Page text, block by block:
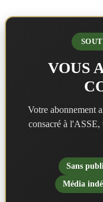
VOUS
Votre abonnement
consacré à l'ASSE,
Sans
Média